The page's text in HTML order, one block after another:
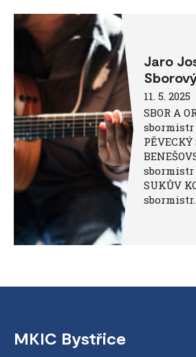
Jaro
11. 5. 2025
SBOR A
sbormistr
PĚVECKÝ
sbormistr
SUKŮV
MKIC Bystřice